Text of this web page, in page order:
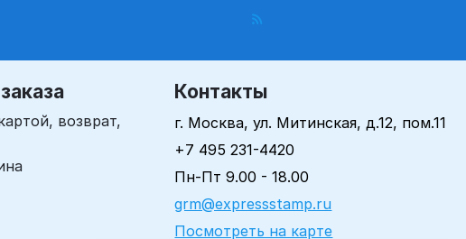
возврат,
Контакты
г. Москва, ул. Митинская, д.12, пом.11
+7 495 231-4420
Пн-Пт 9.00 - 18.00
grm@expressstamp.ru
Посмотреть на карте